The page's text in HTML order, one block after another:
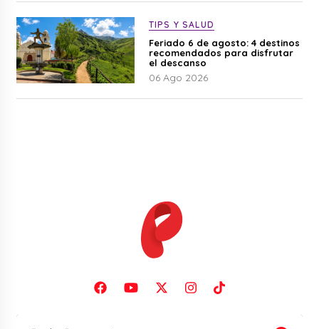
TIPS Y SALUD
Feriado 6 de agosto: 4 destinos
recomendados para disfrutar
el descanso
06 Ago 2026